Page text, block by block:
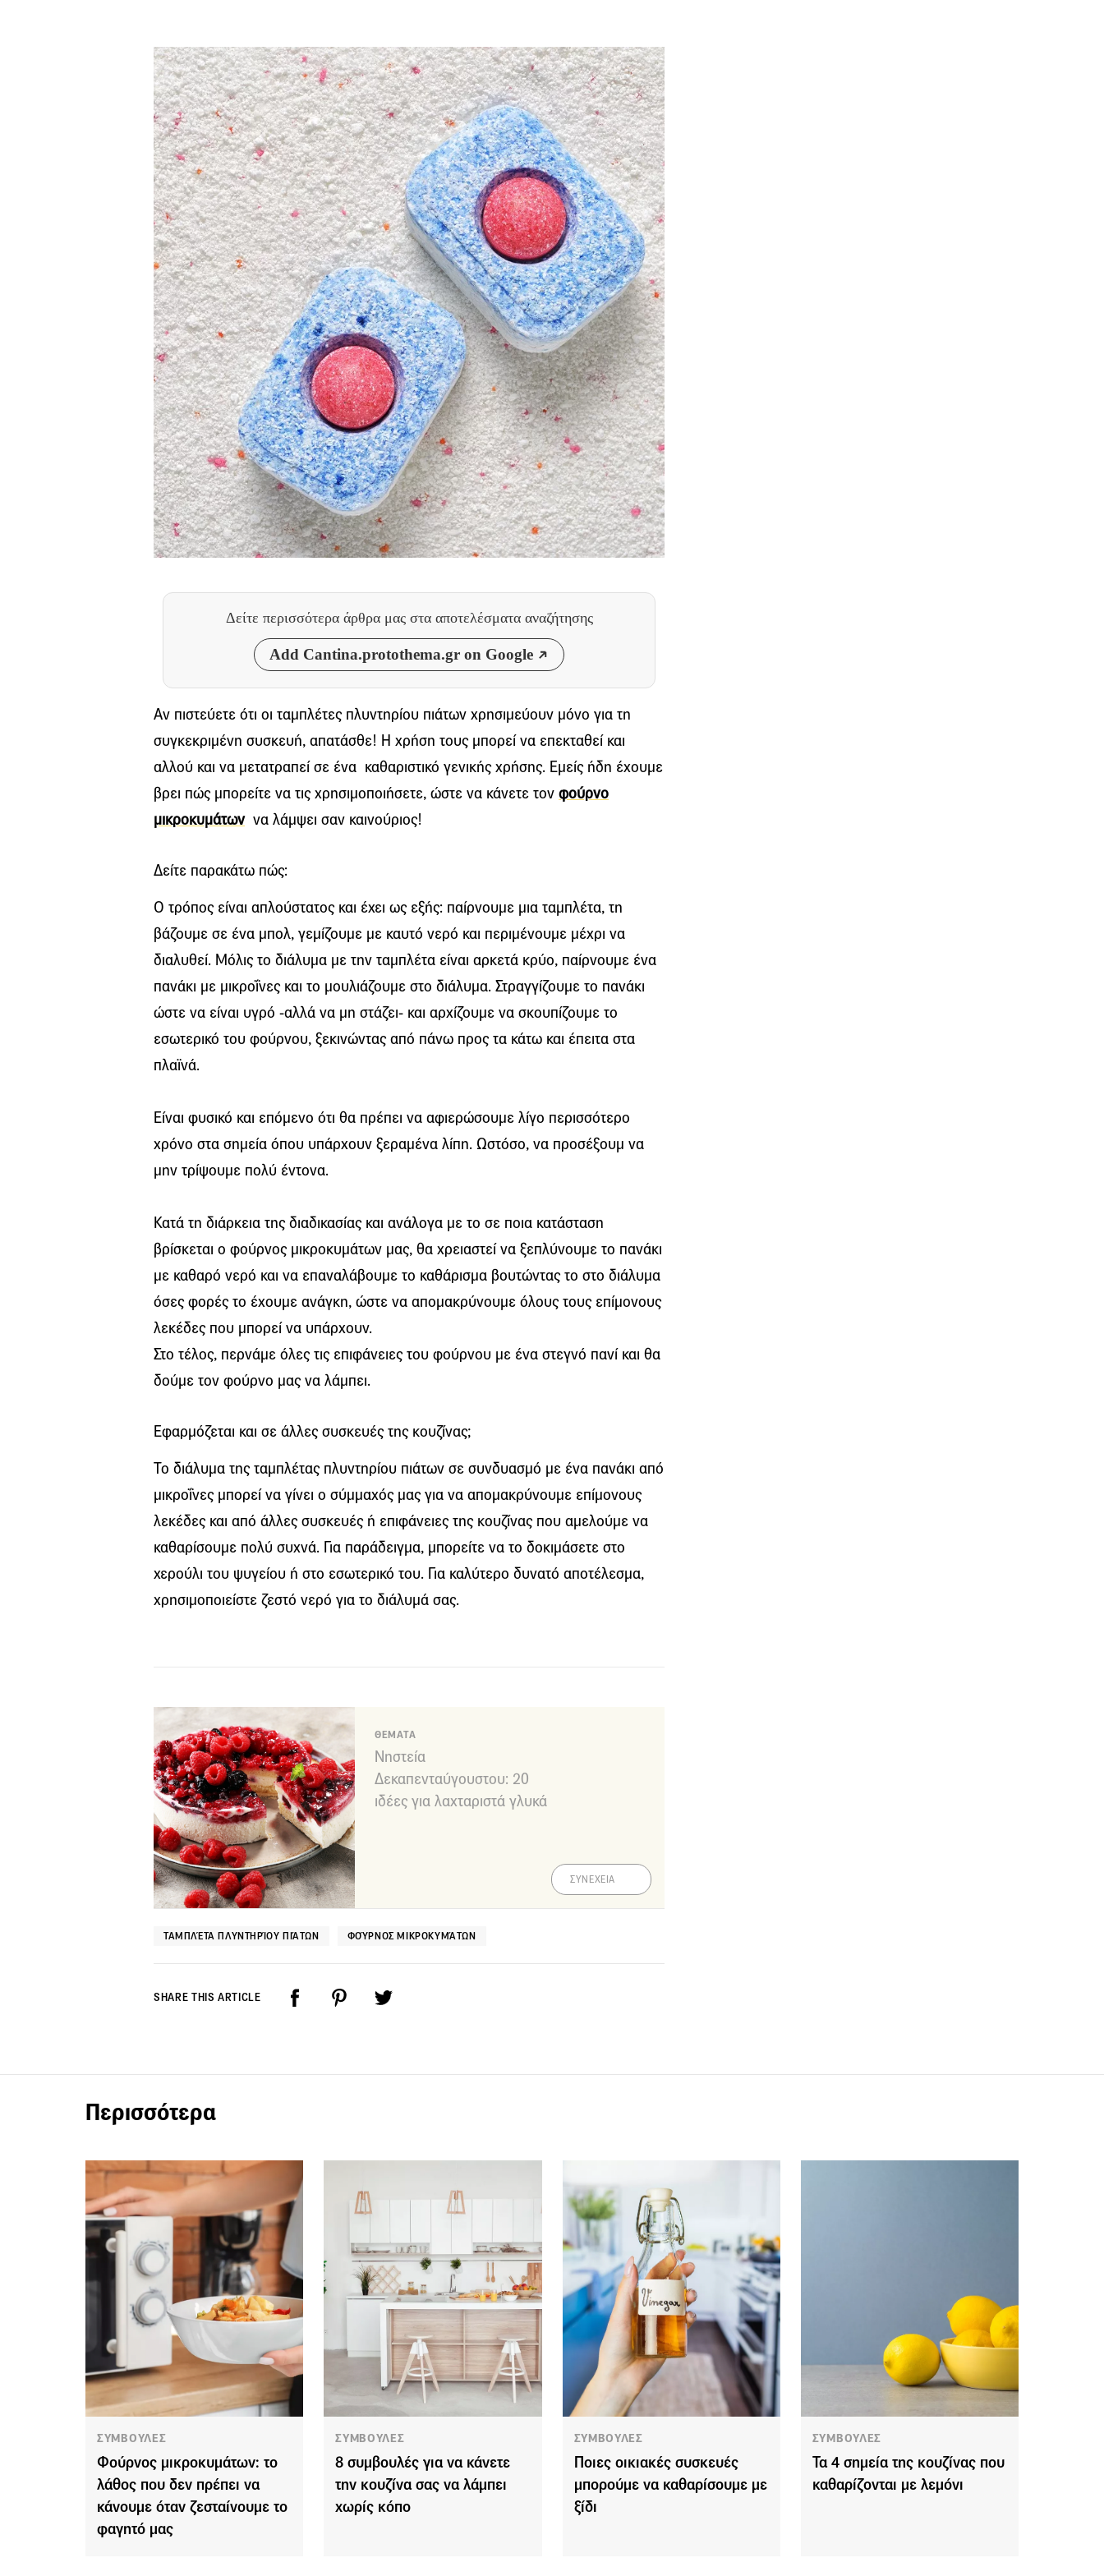
Δείτε περισσότερα άρθρα μας στα αποτελέσματα αναζήτησης
Add Cantina.protothema.gr on Google
Αν πιστεύετε ότι οι ταμπλέτες πλυντηρίου πιάτων χρησιμεύουν μόνο για τη
συγκεκριμένη συσκευή, απατάσθε! Η χρήση τους μπορεί να επεκταθεί και
αλλού και να μετατραπεί σε ένα καθαριστικό γενικής χρήσης. Εμείς ήδη έχουμε
βρει πώς μπορείτε να τις χρησιμοποιήσετε, ώστε να κάνετε τον φούρνο
μικροκυμάτωννα λάμψει σαν καινούριος!
Δείτε παρακάτω πώς:
Ο τρόπος είναι απλούστατος και έχει ως εξής: παίρνουμε μια ταμπλέτα, τη
βάζουμε σε ένα μπολ, γεμίζουμε με καυτό νερό και περιμένουμε μέχρι να
διαλυθεί. Μόλις το διάλυμα με την ταμπλέτα είναι αρκετά κρύο, παίρνουμε ένα
πανάκι με μικροΐνες και το μουλιάζουμε στο διάλυμα. Στραγγίζουμε το πανάκι
ώστε να είναι υγρό -αλλά να μη στάζει- και αρχίζουμε να σκουπίζουμε το
εσωτερικό του φούρνου, ξεκινώντας από πάνω προς τα κάτω και έπειτα στα
πλαϊνά.
Είναι φυσικό και επόμενο ότι θα πρέπει να αφιερώσουμε λίγο περισσότερο
χρόνο στα σημεία όπου υπάρχουν ξεραμένα λίπη. Ωστόσο, να προσέξουμ να
μην τρίψουμε πολύ έντονα.
Κατά τη διάρκεια της διαδικασίας και ανάλογα με το σε ποια κατάσταση
βρίσκεται ο φούρνος μικροκυμάτων μας, θα χρειαστεί να ξεπλύνουμε το πανάκι
με καθαρό νερό και να επαναλάβουμε το καθάρισμα βουτώντας το στο διάλυμα
όσες φορές το έχουμε ανάγκη, ώστε να απομακρύνουμε όλους τους επίμονους
λεκέδες που μπορεί να υπάρχουν.
Στο τέλος, περνάμε όλες τις επιφάνειες του φούρνου με ένα στεγνό πανί και θα
δούμε τον φούρνο μας να λάμπει.
Εφαρμόζεται και σε άλλες συσκευές της κουζίνας;
Το διάλυμα της ταμπλέτας πλυντηρίου πιάτων σε συνδυασμό με ένα πανάκι από
μικροΐνες μπορεί να γίνει ο σύμμαχός μας για να απομακρύνουμε επίμονους
λεκέδες και από άλλες συσκευές ή επιφάνειες της κουζίνας που αμελούμε να
καθαρίσουμε πολύ συχνά. Για παράδειγμα, μπορείτε να το δοκιμάσετε στο
χερούλι του ψυγείου ή στο εσωτερικό του. Για καλύτερο δυνατό αποτέλεσμα,
χρησιμοποιείστε ζεστό νερό για το διάλυμά σας.
ΘΕΜΑΤΑ
Νηστεία
Δεκαπενταύγουστου: 20
ιδέες για λαχταριστά γλυκά
ΣΥΝΕΧΕΙΑ
ΤΑΜΠΛΈΤΑ ΠΛΥΝΤΗΡΊΟΥ ΠΙΆΤΩΝ ΦΟΎΡΝΟΣ ΜΙΚΡΟΚΥΜΆΤΩΝ
SHARE THIS ARTICLE
Περισσότερα
ΣΥΜΒΟΥΛΕΣ
Φούρνος μικροκυμάτων: το
λάθος που δεν πρέπει να
κάνουμε όταν ζεσταίνουμε το
φαγητό μας
ΣΥΜΒΟΥΛΕΣ
8 συμβουλές για να κάνετε
την κουζίνα σας να λάμπει
χωρίς κόπο
ΣΥΜΒΟΥΛΕΣ
Ποιες οικιακές συσκευές
μπορούμε να καθαρίσουμε με
ξίδι
ΣΥΜΒΟΥΛΕΣ
Τα 4 σημεία της κουζίνας που
καθαρίζονται με λεμόνι